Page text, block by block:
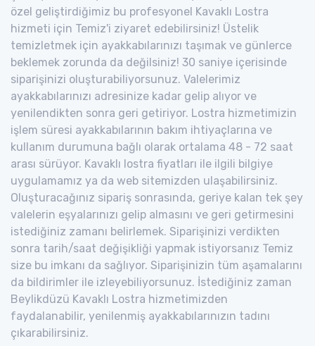
özel geliştirdiğimiz bu profesyonel Kavaklı Lostra
hizmeti için Temiz'i ziyaret edebilirsiniz! Üstelik
temizletmek için ayakkabılarınızı taşımak ve günlerce
beklemek zorunda da değilsiniz! 30 saniye içerisinde
siparişinizi oluşturabiliyorsunuz. Valelerimiz
ayakkabılarınızı adresinize kadar gelip alıyor ve
yenilendikten sonra geri getiriyor. Lostra hizmetimizin
işlem süresi ayakkabılarının bakım ihtiyaçlarına ve
kullanım durumuna bağlı olarak ortalama 48 - 72 saat
arası sürüyor. Kavaklı lostra fiyatları ile ilgili bilgiye
uygulamamız ya da web sitemizden ulaşabilirsiniz.
Oluşturacağınız sipariş sonrasında, geriye kalan tek şey
valelerin eşyalarınızı gelip almasını ve geri getirmesini
istediğiniz zamanı belirlemek. Siparişinizi verdikten
sonra tarih/saat değişikliği yapmak istiyorsanız Temiz
size bu imkanı da sağlıyor. Siparişinizin tüm aşamalarını
da bildirimler ile izleyebiliyorsunuz. İstediğiniz zaman
Beylikdüzü Kavaklı Lostra hizmetimizden
faydalanabilir, yenilenmiş ayakkabılarınızın tadını
çıkarabilirsiniz.